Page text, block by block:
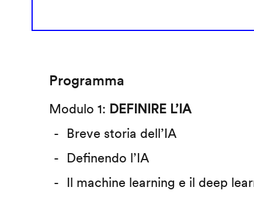
Programma
Modulo 1: DEFINIRE L’IA
Breve storia dell’IA
Definendo l’IA
Il machine learning e il deep